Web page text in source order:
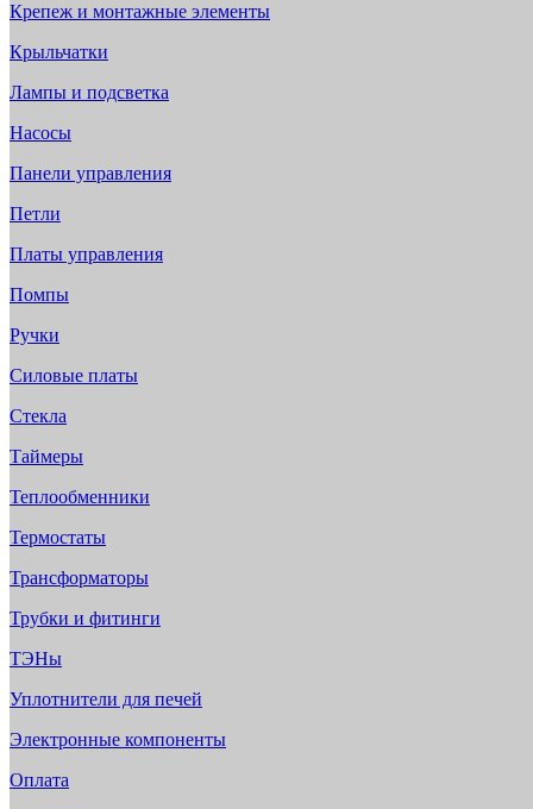
Крепеж и монтажные элементы
Крыльчатки
Лампы и подсветка
Насосы
Панели управления
Петли
Платы управления
Помпы
Ручки
Силовые платы
Стекла
Таймеры
Теплообменники
Термостаты
Трансформаторы
Трубки и фитинги
ТЭНы
Уплотнители для печей
Электронные компоненты
Оплата